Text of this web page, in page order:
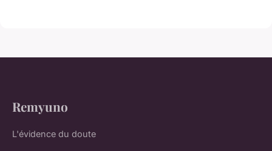
Remyuno
L'évidence du doute